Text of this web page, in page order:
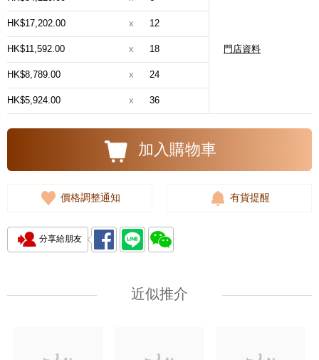
門店資料
HK$17,202.00 x 12
HK$11,592.00 x 18
HK$8,789.00 x 24
HK$5,924.00 x 36
加入購物車
價格調整通知 有貨提醒
分享給朋友
近似推介